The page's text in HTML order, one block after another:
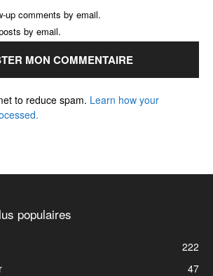
up comments by email.
by email.
to reduce spam. Learn how your
populaires
222
47